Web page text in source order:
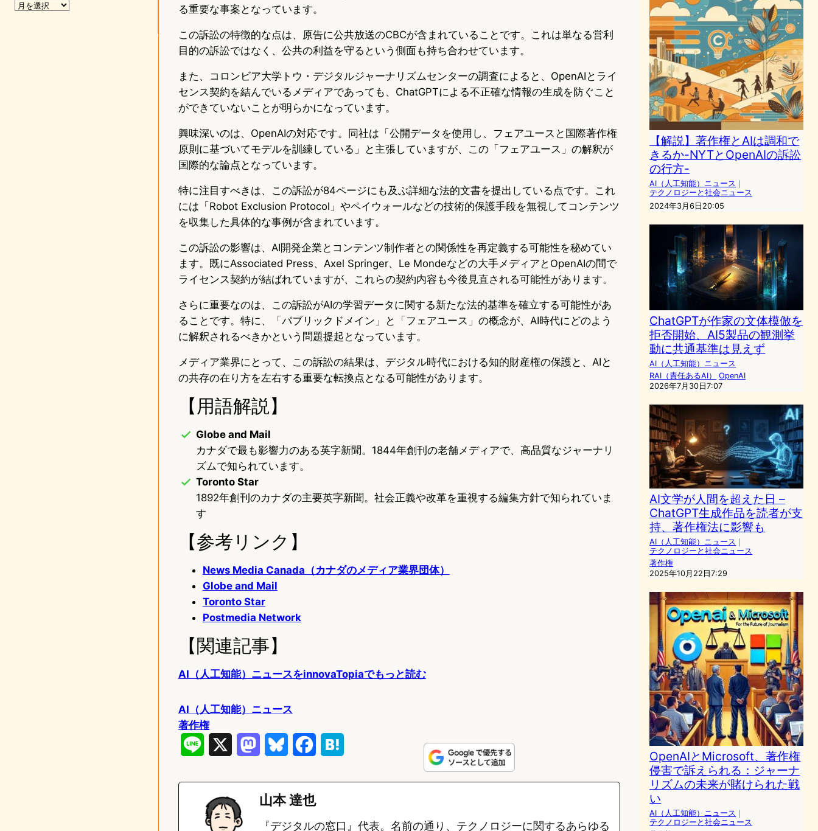
る重要な事案となっています。
この訴訟の特徴的な点は、原告に公共放送のCBCが含まれていることです。これは単なる営利
目的の訴訟ではなく、公共の利益を守るという側面も持ち合わせています。
また、コロンビア大学トウ・デジタルジャーナリズムセンターの調査によると、OpenAIとライ
センス契約を結んでいるメディアであっても、ChatGPTによる不正確な情報の生成を防ぐこと
ができていないことが明らかになっています。
興味深いのは、OpenAIの対応です。同社は「公開データを使用し、フェアユースと国際著作権
原則に基づいてモデルを訓練している」と主張していますが、この「フェアユース」の解釈が
国際的な論点となっています。
特に注目すべきは、この訴訟が84ページにも及ぶ詳細な法的文書を提出している点です。これ
には「Robot Exclusion Protocol」やペイウォールなどの技術的保護手段を無視してコンテンツ
を収集した具体的な事例が含まれています。
この訴訟の影響は、AI開発企業とコンテンツ制作者との関係性を再定義する可能性を秘めてい
ます。既にAssociated Press、Axel Springer、Le Mondeなどの大手メディアとOpenAIの間で
ライセンス契約が結ばれていますが、これらの契約内容も今後見直される可能性があります。
さらに重要なのは、この訴訟がAIの学習データに関する新たな法的基準を確立する可能性があ
ることです。特に、「パブリックドメイン」と「フェアユース」の概念が、AI時代にどのよう
に解釈されるべきかという問題提起となっています。
メディア業界にとって、この訴訟の結果は、デジタル時代における知的財産権の保護と、AIと
の共存の在り方を左右する重要な転換点となる可能性があります。
【用語解説】
Globe and Mail
カナダで最も影響力のある英字新聞。1844年創刊の老舗メディアで、高品質なジャーナリ
ズムで知られています。
Toronto Star
1892年創刊のカナダの主要英字新聞。社会正義や改革を重視する編集方針で知られていま
す
【参考リンク】
News Media Canada（カナダのメディア業界団体）
Globe and Mail
Toronto Star
Postmedia Network
【関連記事】
AI（人工知能）ニュースをinnovaTopiaでもっと読む
AI（人工知能）ニュース
著作権
e
u
山本 達也
『デジタルの窓口』代表。名前の通り、テクノロジーに関するあらゆる
【解説】著作権とAIは調和で
きるか-NYTとOpenAIの訴訟
の行方-
AI（人工知能）ニュース ｜
テクノロジーと社会ニュース
2024年3月6日20:05
ChatGPTが作家の文体模倣を
拒否開始、AI5製品の観測挙
動に共通基準は見えず
AI（人工知能）ニュース
RAI（責任あるAI）
OpenAI
2026年7月30日7:07
AI文学が人間を超えた日 –
ChatGPT生成作品を読者が支
持、著作権法に影響も
AI（人工知能）ニュース ｜
テクノロジーと社会ニュース
著作権
2025年10月22日7:29
OpenAIとMicrosoft、著作権
侵害で訴えられる：ジャーナ
リズムの未来が賭けられた戦
い
AI（人工知能）ニュース ｜
テクノロジーと社会ニュース